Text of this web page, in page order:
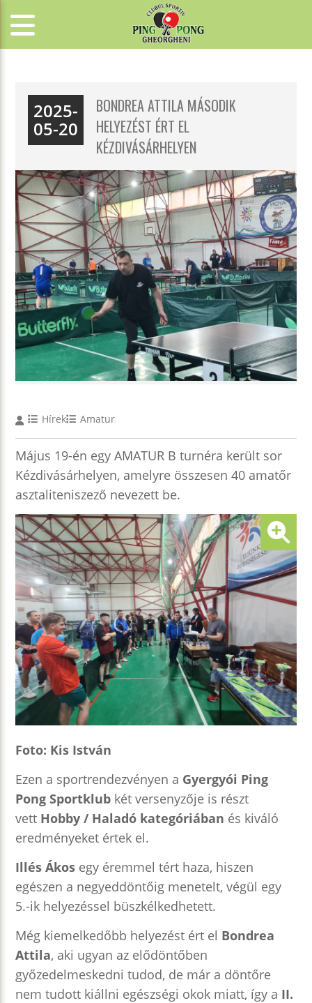
2025-
05-20
BONDREA ATTILA MÁSODIK
HELYEZÉST ÉRT EL
KÉZDIVÁSÁRHELYEN
Hírek Amatur
Május 19-én egy AMATUR B turnéra került sor
Kézdivásárhelyen, amelyre összesen 40 amatőr
asztaliteniszező nevezett be.
Foto: Kis István
Ezen a sportrendezvényen a Gyergyói Ping
Pong Sportklub két versenyzője is részt
vett Hobby / Haladó kategóriában és kiváló
eredményeket értek el.
Illés Ákos egy éremmel tért haza, hiszen
egészen a negyeddöntőig menetelt, végül egy
5.-ik helyezéssel büszkélkedhetett.
Még kiemelkedőbb helyezést ért el Bondrea
Attila, aki ugyan az elődöntőben
győzedelmeskedni tudod, de már a döntőre
nem tudott kiállni egészségi okok miatt, így a II.